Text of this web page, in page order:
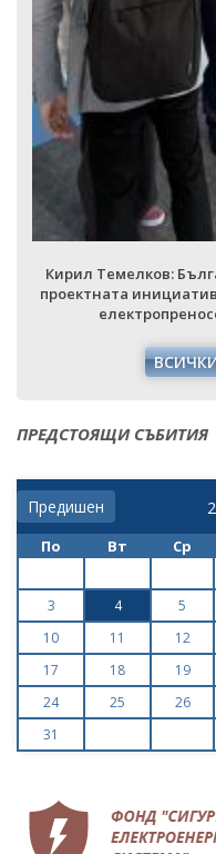
Кирил Темелков:
проектната
ПРЕДСТОЯЩИ СЪБИТИЯ
Предишен
По Вт Ср
3
4 5
10
11 12
17
18 19
24
25 26
31